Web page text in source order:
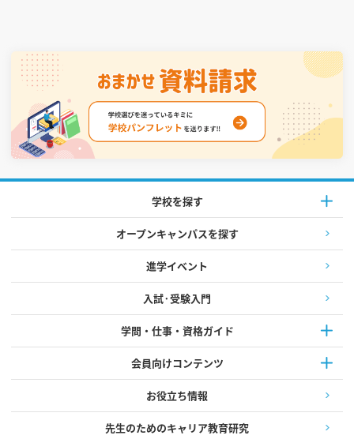
学校を探す
オープンキャンパスを探す
進学イベント
入試·受験入門
学問・仕事・資格ガイド
会員向けコンテンツ
お役立ち情報
先生のためのキャリア教育研究